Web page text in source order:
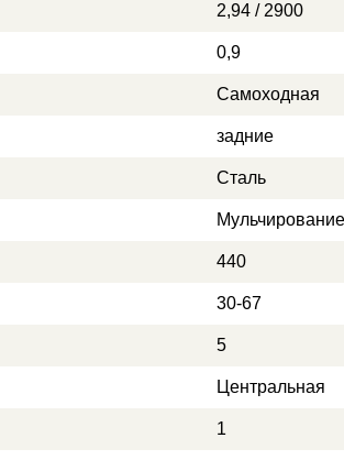
2,94 / 2900
0,9
Самоходная
задние
Сталь
440
30-67
5
Центральная
1